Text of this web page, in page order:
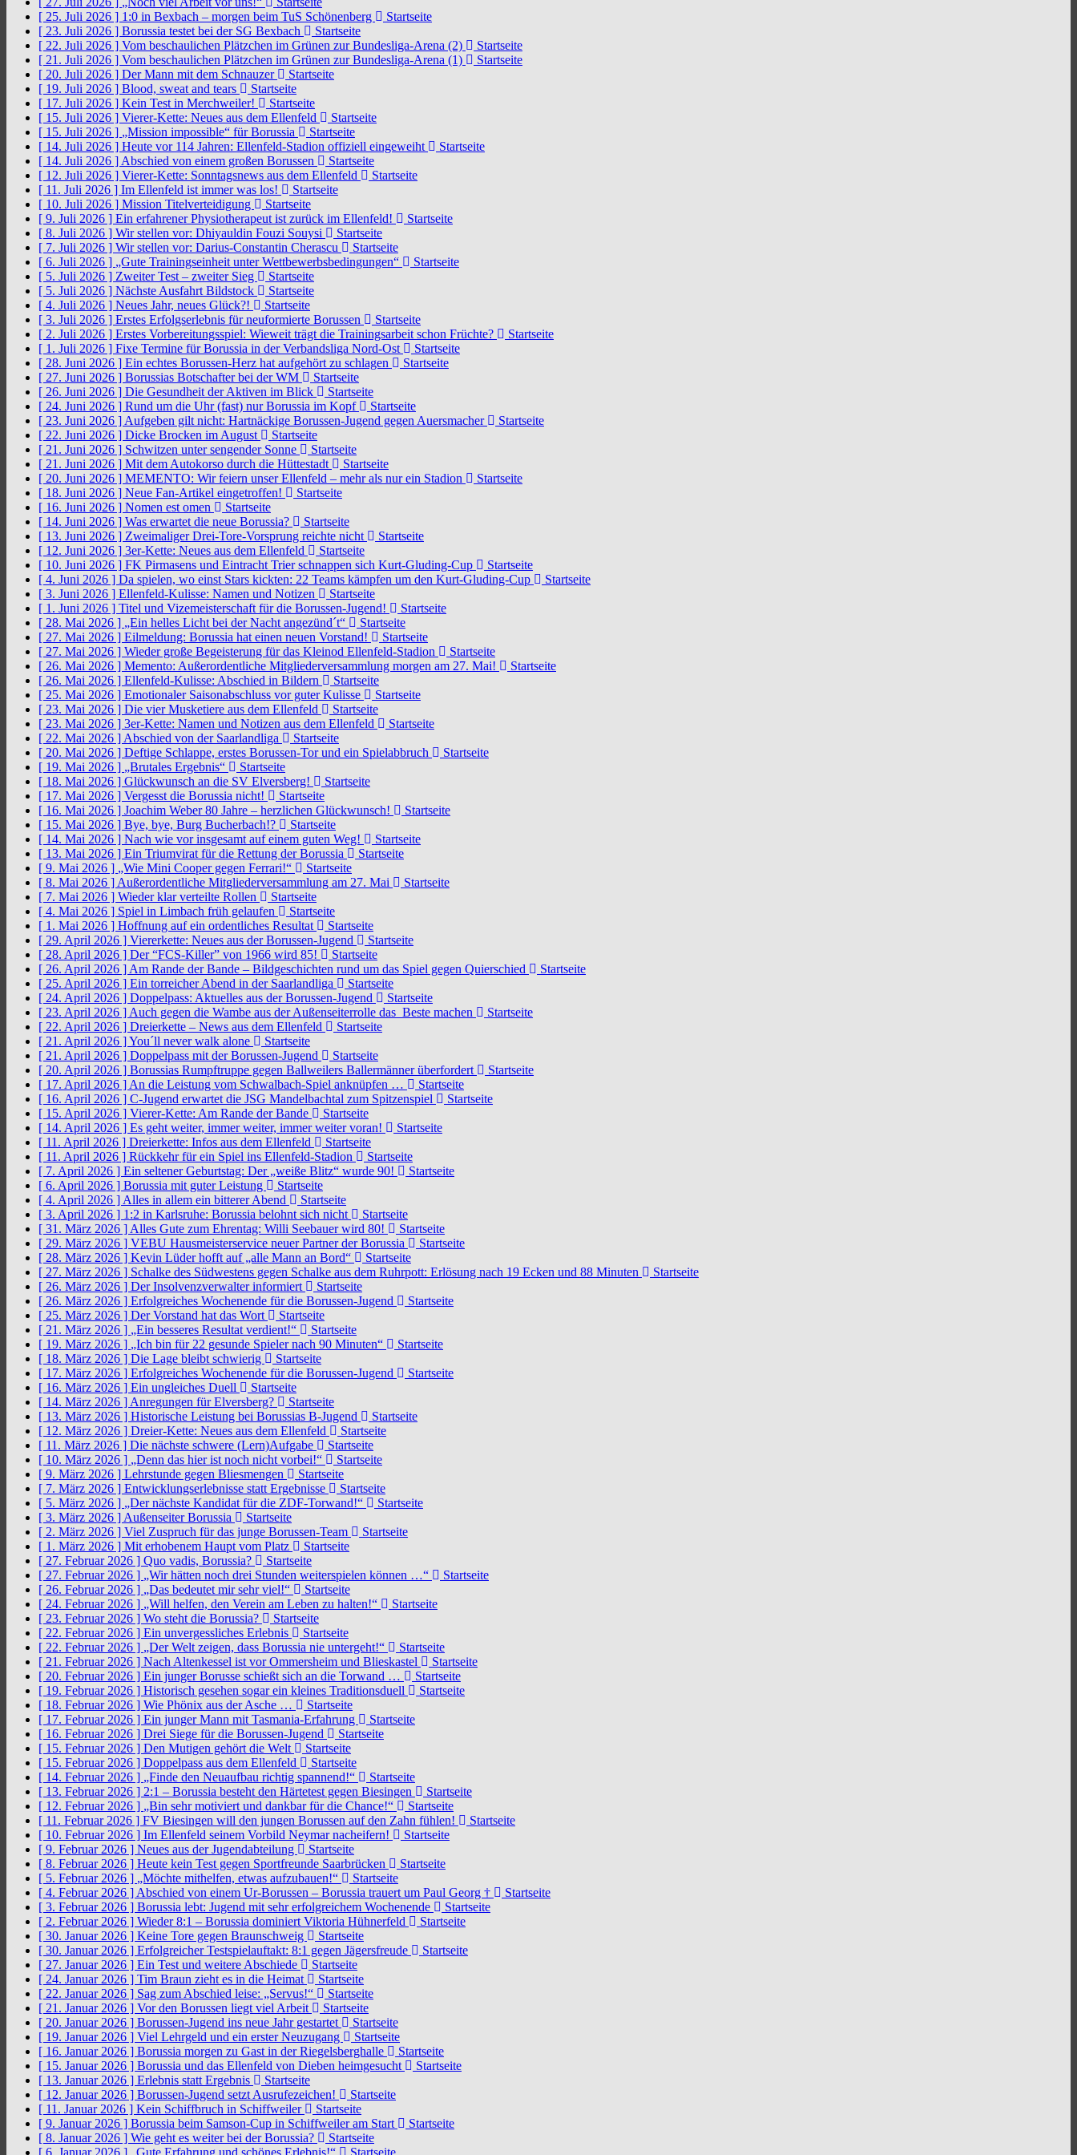
[ 25. Juli 2026 ] 1:0 in Bexbach – morgen beim TuS Schönenberg
Startseite
[ 23. Juli 2026 ] Borussia testet bei der SG Bexbach
Startseite
[ 22. Juli 2026 ] Vom beschaulichen Plätzchen im Grünen zur Bundesliga-Arena (2)
Startseite
[ 21. Juli 2026 ] Vom beschaulichen Plätzchen im Grünen zur Bundesliga-Arena (1)
Startseite
[ 20. Juli 2026 ] Der Mann mit dem Schnauzer
Startseite
[ 19. Juli 2026 ] Blood, sweat and tears
Startseite
[ 17. Juli 2026 ] Kein Test in Merchweiler!
Startseite
[ 15. Juli 2026 ] Vierer-Kette: Neues aus dem Ellenfeld
Startseite
[ 15. Juli 2026 ] „Mission impossible“ für Borussia
Startseite
[ 14. Juli 2026 ] Heute vor 114 Jahren: Ellenfeld-Stadion offiziell eingeweiht
Startseite
[ 14. Juli 2026 ] Abschied von einem großen Borussen
Startseite
[ 12. Juli 2026 ] Vierer-Kette: Sonntagsnews aus dem Ellenfeld
Startseite
[ 11. Juli 2026 ] Im Ellenfeld ist immer was los!
Startseite
[ 10. Juli 2026 ] Mission Titelverteidigung
Startseite
[ 9. Juli 2026 ] Ein erfahrener Physiotherapeut ist zurück im Ellenfeld!
Startseite
[ 8. Juli 2026 ] Wir stellen vor: Dhiyauldin Fouzi Souysi
Startseite
[ 7. Juli 2026 ] Wir stellen vor: Darius-Constantin Cherascu
Startseite
[ 6. Juli 2026 ] „Gute Trainingseinheit unter Wettbewerbsbedingungen“
Startseite
[ 5. Juli 2026 ] Zweiter Test – zweiter Sieg
Startseite
[ 5. Juli 2026 ] Nächste Ausfahrt Bildstock
Startseite
[ 4. Juli 2026 ] Neues Jahr, neues Glück?!
Startseite
[ 3. Juli 2026 ] Erstes Erfolgserlebnis für neuformierte Borussen
Startseite
[ 2. Juli 2026 ] Erstes Vorbereitungsspiel: Wieweit trägt die Trainingsarbeit schon Früchte?
Startseite
[ 1. Juli 2026 ] Fixe Termine für Borussia in der Verbandsliga Nord-Ost
Startseite
[ 28. Juni 2026 ] Ein echtes Borussen-Herz hat aufgehört zu schlagen
Startseite
[ 27. Juni 2026 ] Borussias Botschafter bei der WM
Startseite
[ 26. Juni 2026 ] Die Gesundheit der Aktiven im Blick
Startseite
[ 24. Juni 2026 ] Rund um die Uhr (fast) nur Borussia im Kopf
Startseite
[ 23. Juni 2026 ] Aufgeben gilt nicht: Hartnäckige Borussen-Jugend gegen Auersmacher
Startseite
[ 22. Juni 2026 ] Dicke Brocken im August
Startseite
[ 21. Juni 2026 ] Schwitzen unter sengender Sonne
Startseite
[ 21. Juni 2026 ] Mit dem Autokorso durch die Hüttestadt
Startseite
[ 20. Juni 2026 ] MEMENTO: Wir feiern unser Ellenfeld – mehr als nur ein Stadion
Startseite
[ 18. Juni 2026 ] Neue Fan-Artikel eingetroffen!
Startseite
[ 16. Juni 2026 ] Nomen est omen
Startseite
[ 14. Juni 2026 ] Was erwartet die neue Borussia?
Startseite
[ 13. Juni 2026 ] Zweimaliger Drei-Tore-Vorsprung reichte nicht
Startseite
[ 12. Juni 2026 ] 3er-Kette: Neues aus dem Ellenfeld
Startseite
[ 10. Juni 2026 ] FK Pirmasens und Eintracht Trier schnappen sich Kurt-Gluding-Cup
Startseite
[ 4. Juni 2026 ] Da spielen, wo einst Stars kickten: 22 Teams kämpfen um den Kurt-Gluding-Cup
Startseite
[ 3. Juni 2026 ] Ellenfeld-Kulisse: Namen und Notizen
Startseite
[ 1. Juni 2026 ] Titel und Vizemeisterschaft für die Borussen-Jugend!
Startseite
[ 28. Mai 2026 ] „Ein helles Licht bei der Nacht angezünd´t“
Startseite
[ 27. Mai 2026 ] Eilmeldung: Borussia hat einen neuen Vorstand!
Startseite
[ 27. Mai 2026 ] Wieder große Begeisterung für das Kleinod Ellenfeld-Stadion
Startseite
[ 26. Mai 2026 ] Memento: Außerordentliche Mitgliederversammlung morgen am 27. Mai!
Startseite
[ 26. Mai 2026 ] Ellenfeld-Kulisse: Abschied in Bildern
Startseite
[ 25. Mai 2026 ] Emotionaler Saisonabschluss vor guter Kulisse
Startseite
[ 23. Mai 2026 ] Die vier Musketiere aus dem Ellenfeld
Startseite
[ 23. Mai 2026 ] 3er-Kette: Namen und Notizen aus dem Ellenfeld
Startseite
[ 22. Mai 2026 ] Abschied von der Saarlandliga
Startseite
[ 20. Mai 2026 ] Deftige Schlappe, erstes Borussen-Tor und ein Spielabbruch
Startseite
[ 19. Mai 2026 ] „Brutales Ergebnis“
Startseite
[ 18. Mai 2026 ] Glückwunsch an die SV Elversberg!
Startseite
[ 17. Mai 2026 ] Vergesst die Borussia nicht!
Startseite
[ 16. Mai 2026 ] Joachim Weber 80 Jahre – herzlichen Glückwunsch!
Startseite
[ 15. Mai 2026 ] Bye, bye, Burg Bucherbach!?
Startseite
[ 14. Mai 2026 ] Nach wie vor insgesamt auf einem guten Weg!
Startseite
[ 13. Mai 2026 ] Ein Triumvirat für die Rettung der Borussia
Startseite
[ 9. Mai 2026 ] „Wie Mini Cooper gegen Ferrari!“
Startseite
[ 8. Mai 2026 ] Außerordentliche Mitgliederversammlung am 27. Mai
Startseite
[ 7. Mai 2026 ] Wieder klar verteilte Rollen
Startseite
[ 4. Mai 2026 ] Spiel in Limbach früh gelaufen
Startseite
[ 1. Mai 2026 ] Hoffnung auf ein ordentliches Resultat
Startseite
[ 29. April 2026 ] Viererkette: Neues aus der Borussen-Jugend
Startseite
[ 28. April 2026 ] Der “FCS-Killer” von 1966 wird 85!
Startseite
[ 26. April 2026 ] Am Rande der Bande – Bildgeschichten rund um das Spiel gegen Quierschied
Startseite
[ 25. April 2026 ] Ein torreicher Abend in der Saarlandliga
Startseite
[ 24. April 2026 ] Doppelpass: Aktuelles aus der Borussen-Jugend
Startseite
[ 23. April 2026 ] Auch gegen die Wambe aus der Außenseiterrolle das Beste machen
Startseite
[ 22. April 2026 ] Dreierkette – News aus dem Ellenfeld
Startseite
[ 21. April 2026 ]You´ll never walk alone
Startseite
[ 21. April 2026 ] Doppelpass mit der Borussen-Jugend
Startseite
[ 20. April 2026 ] Borussias Rumpftruppe gegen Ballweilers Ballermänner überfordert
Startseite
[ 17. April 2026 ] An die Leistung vom Schwalbach-Spiel anknüpfen …
Startseite
[ 16. April 2026 ] C-Jugend erwartet die JSG Mandelbachtal zum Spitzenspiel
Startseite
[ 15. April 2026 ] Vierer-Kette: Am Rande der Bande
Startseite
[ 14. April 2026 ] Es geht weiter, immer weiter, immer weiter voran!
Startseite
[ 11. April 2026 ] Dreierkette: Infos aus dem Ellenfeld
Startseite
[ 11. April 2026 ] Rückkehr für ein Spiel ins Ellenfeld-Stadion
Startseite
[ 7. April 2026 ] Ein seltener Geburtstag: Der „weiße Blitz“ wurde 90!
Startseite
[ 6. April 2026 ] Borussia mit guter Leistung
Startseite
[ 4. April 2026 ] Alles in allem ein bitterer Abend
Startseite
[ 3. April 2026 ] 1:2 in Karlsruhe: Borussia belohnt sich nicht
Startseite
[ 31. März 2026 ] Alles Gute zum Ehrentag: Willi Seebauer wird 80!
Startseite
[ 29. März 2026 ] VEBU Hausmeisterservice neuer Partner der Borussia
Startseite
[ 28. März 2026 ] Kevin Lüder hofft auf „alle Mann an Bord“
Startseite
[ 27. März 2026 ] Schalke des Südwestens gegen Schalke aus dem Ruhrpott: Erlösung nach 19 Ecken und 88 Minuten
Startseite
[ 26. März 2026 ] Der Insolvenzverwalter informiert
Startseite
[ 26. März 2026 ] Erfolgreiches Wochenende für die Borussen-Jugend
Startseite
[ 25. März 2026 ] Der Vorstand hat das Wort
Startseite
[ 21. März 2026 ] „Ein besseres Resultat verdient!“
Startseite
[ 19. März 2026 ] „Ich bin für 22 gesunde Spieler nach 90 Minuten“
Startseite
[ 18. März 2026 ] Die Lage bleibt schwierig
Startseite
[ 17. März 2026 ] Erfolgreiches Wochenende für die Borussen-Jugend
Startseite
[ 16. März 2026 ] Ein ungleiches Duell
Startseite
[ 14. März 2026 ] Anregungen für Elversberg?
Startseite
[ 13. März 2026 ] Historische Leistung bei Borussias B-Jugend
Startseite
[ 12. März 2026 ] Dreier-Kette: Neues aus dem Ellenfeld
Startseite
[ 11. März 2026 ] Die nächste schwere (Lern)Aufgabe
Startseite
[ 10. März 2026 ] „Denn das hier ist noch nicht vorbei!“
Startseite
[ 9. März 2026 ] Lehrstunde gegen Bliesmengen
Startseite
[ 7. März 2026 ] Entwicklungserlebnisse statt Ergebnisse
Startseite
[ 5. März 2026 ] „Der nächste Kandidat für die ZDF-Torwand!“
Startseite
[ 3. März 2026 ] Außenseiter Borussia
Startseite
[ 2. März 2026 ] Viel Zuspruch für das junge Borussen-Team
Startseite
[ 1. März 2026 ] Mit erhobenem Haupt vom Platz
Startseite
[ 27. Februar 2026 ] Quo vadis, Borussia?
Startseite
[ 27. Februar 2026 ] „Wir hätten noch drei Stunden weiterspielen können …“
Startseite
[ 26. Februar 2026 ] „Das bedeutet mir sehr viel!“
Startseite
[ 24. Februar 2026 ] „Will helfen, den Verein am Leben zu halten!“
Startseite
[ 23. Februar 2026 ] Wo steht die Borussia?
Startseite
[ 22. Februar 2026 ] Ein unvergessliches Erlebnis
Startseite
[ 22. Februar 2026 ] „Der Welt zeigen, dass Borussia nie untergeht!“
Startseite
[ 21. Februar 2026 ] Nach Altenkessel ist vor Ommersheim und Blieskastel
Startseite
[ 20. Februar 2026 ] Ein junger Borusse schießt sich an die Torwand …
Startseite
[ 19. Februar 2026 ] Historisch gesehen sogar ein kleines Traditionsduell
Startseite
[ 18. Februar 2026 ] Wie Phönix aus der Asche …
Startseite
[ 17. Februar 2026 ] Ein junger Mann mit Tasmania-Erfahrung
Startseite
[ 16. Februar 2026 ] Drei Siege für die Borussen-Jugend
Startseite
[ 15. Februar 2026 ] Den Mutigen gehört die Welt
Startseite
[ 15. Februar 2026 ] Doppelpass aus dem Ellenfeld
Startseite
[ 14. Februar 2026 ] „Finde den Neuaufbau richtig spannend!“
Startseite
[ 13. Februar 2026 ] 2:1 – Borussia besteht den Härtetest gegen Biesingen
Startseite
[ 12. Februar 2026 ] „Bin sehr motiviert und dankbar für die Chance!“
Startseite
[ 11. Februar 2026 ] FV Biesingen will den jungen Borussen auf den Zahn fühlen!
Startseite
[ 10. Februar 2026 ] Im Ellenfeld seinem Vorbild Neymar nacheifern!
Startseite
[ 9. Februar 2026 ] Neues aus der Jugendabteilung
Startseite
[ 8. Februar 2026 ] Heute kein Test gegen Sportfreunde Saarbrücken
Startseite
[ 5. Februar 2026 ] „Möchte mithelfen, etwas aufzubauen!“
Startseite
[ 4. Februar 2026 ] Abschied von einem Ur-Borussen – Borussia trauert um Paul Georg †
Startseite
[ 3. Februar 2026 ] Borussia lebt: Jugend mit sehr erfolgreichem Wochenende
Startseite
[ 2. Februar 2026 ] Wieder 8:1 – Borussia dominiert Viktoria Hühnerfeld
Startseite
[ 30. Januar 2026 ] Keine Tore gegen Braunschweig
Startseite
[ 30. Januar 2026 ] Erfolgreicher Testspielauftakt: 8:1 gegen Jägersfreude
Startseite
[ 27. Januar 2026 ] Ein Test und weitere Abschiede
Startseite
[ 24. Januar 2026 ] Tim Braun zieht es in die Heimat
Startseite
[ 22. Januar 2026 ] Sag zum Abschied leise: „Servus!“
Startseite
[ 21. Januar 2026 ] Vor den Borussen liegt viel Arbeit
Startseite
[ 20. Januar 2026 ] Borussen-Jugend ins neue Jahr gestartet
Startseite
[ 19. Januar 2026 ] Viel Lehrgeld und ein erster Neuzugang
Startseite
[ 16. Januar 2026 ] Borussia morgen zu Gast in der Riegelsberghalle
Startseite
[ 15. Januar 2026 ] Borussia und das Ellenfeld von Dieben heimgesucht
Startseite
[ 13. Januar 2026 ] Erlebnis statt Ergebnis
Startseite
[ 12. Januar 2026 ] Borussen-Jugend setzt Ausrufezeichen!
Startseite
[ 11. Januar 2026 ] Kein Schiffbruch in Schiffweiler
Startseite
[ 9. Januar 2026 ] Borussia beim Samson-Cup in Schiffweiler am Start
Startseite
[ 8. Januar 2026 ] Wie geht es weiter bei der Borussia?
Startseite
[ 6. Januar 2026 ]
„Gute Erfahrung und schönes Erlebnis!“ Startseite